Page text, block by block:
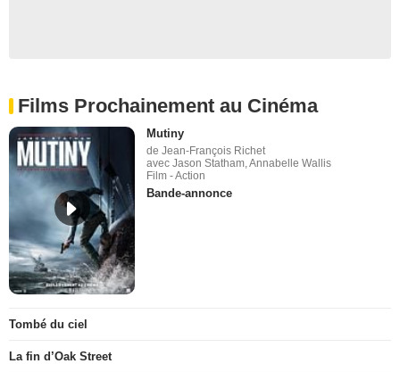
Films Prochainement au Cinéma
Mutiny
de Jean-François Richet
avec Jason Statham, Annabelle Wallis
Film - Action
Bande-annonce
Tombé du ciel
La fin d’Oak Street